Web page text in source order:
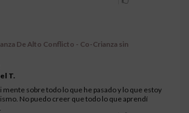
De Alto Conflicto - Co-Crianza sin
T.
mente sobre todo lo que he pasado y lo que estoy
No puedo creer que todo lo que aprendí